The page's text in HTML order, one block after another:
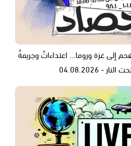
إلى غزة وروما... اعتداءاتٌ وجريمةٌ
04.08.2026